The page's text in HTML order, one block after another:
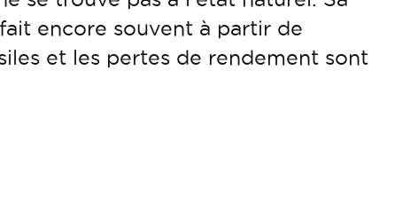
encore souvent à partir de
et les pertes de rendement sont